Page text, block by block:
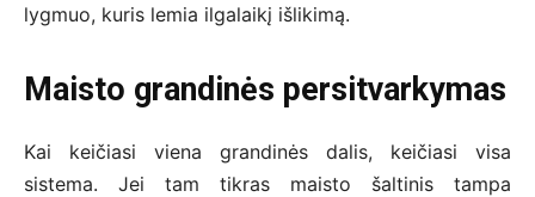
lygmuo, kuris lemia ilgalaikį išlikimą.
Maisto grandinės persitvarkymas
Kai keičiasi viena grandinės dalis, keičiasi visa
sistema. Jei tam tikras maisto šaltinis tampa